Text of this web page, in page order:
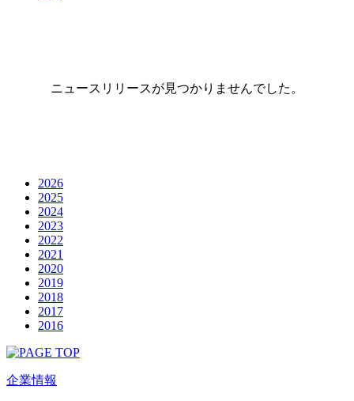
ニュースリリースが見つかりませんでした。
2026
2025
2024
2023
2022
2021
2020
2019
2018
2017
2016
企業情報